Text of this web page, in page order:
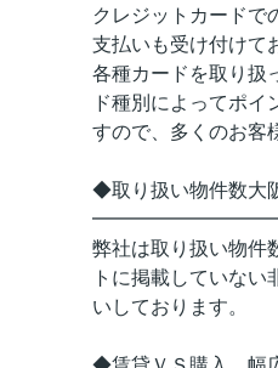
クレジットカードで
支払いも受け付けて
各種カードを取り扱
ド種別によってポイ
すので、多くのお客
◆取り扱い物件数大
弊社は取り扱い物件
トに掲載していない
いしております。